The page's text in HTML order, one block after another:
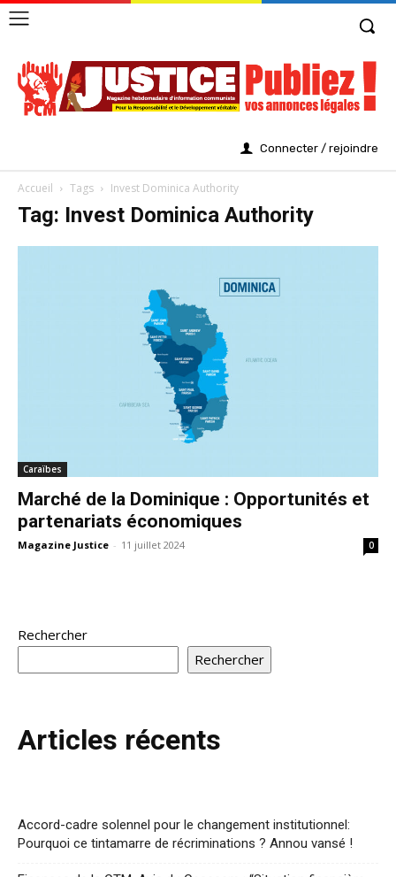
Connecter / rejoindre
Accueil Tags Invest Dominica Authority
Tag: Invest Dominica Authority
Caraïbes
Marché de la Dominique : Opportunités et
partenariats économiques
Magazine Justice - 11 juillet 2024 0
Rechercher
Rechercher
Articles récents
Accord-cadre solennel pour le changement institutionnel:
Pourquoi ce tintamarre de récriminations ? Annou vansé !